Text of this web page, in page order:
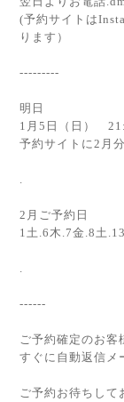
(予約サイトは
ります）
---------
明日
1月5日（日）
予約サイトに2月
2月ご予約日
1土.6木.7金.8土
------
ご予約確定のお客
すぐに自動返信メ
ご予約お待ちして